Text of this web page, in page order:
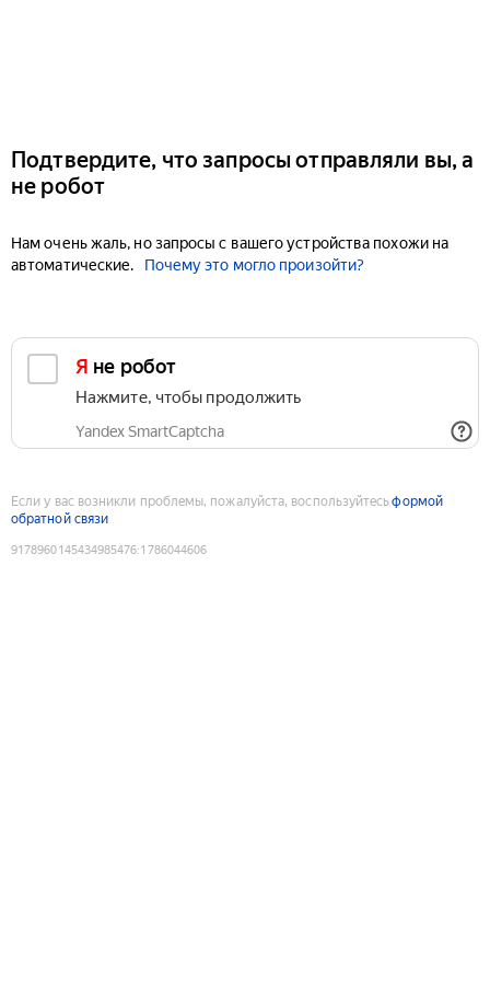
Подтвердите, что запросы отправляли вы, а
не робот
Нам очень жаль, но запросы с вашего устройства похожи на
автоматические.
Почему это могло произойти?
Я не робот
Нажмите, чтобы продолжить
Yandex SmartCaptcha
Если у вас возникли проблемы, пожалуйста, воспользуйтесьформой
обратной связи
9178960145434985476:1786044606